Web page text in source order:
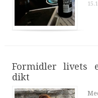
Formidler livets
dikt